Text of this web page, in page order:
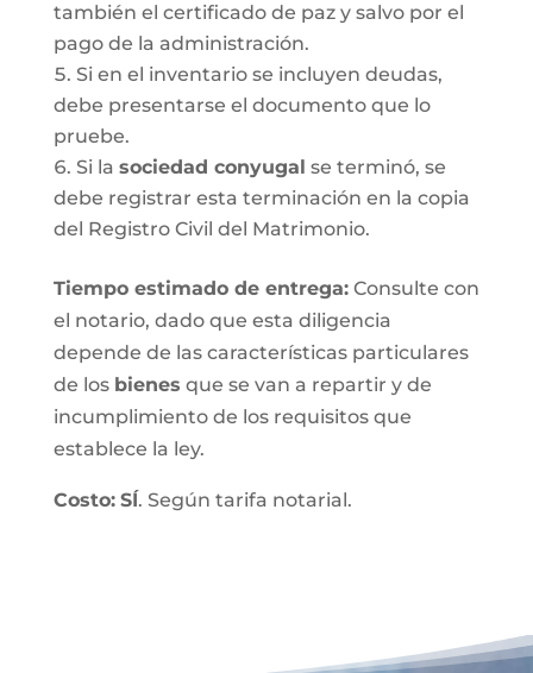
también el certificado de paz y salvo por el
pago de la administración.
Si en el inventario se incluyen deudas,
debe presentarse el documento que lo
pruebe.
Si la sociedad conyugal se terminó, se
debe registrar esta terminación en la copia
del Registro Civil del Matrimonio.
Tiempo estimado de entrega:Consulte con
el notario, dado que esta diligencia
depende de las características particulares
de los bienes que se van a repartir y de
incumplimiento de los requisitos que
establece la ley.
Costo: SÍ. Según tarifa notarial.